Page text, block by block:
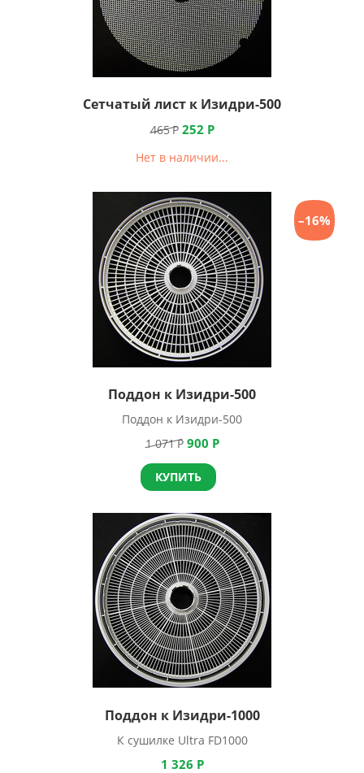
Сетчатый лист к Изидри-500
465Р 252 Р
Нет в наличии...
–16%
Поддон к Изидри-500
Поддон к Изидри-500
1 071Р 900 Р
КУПИТЬ
Поддон к Изидри-1000
К сушилке Ultra FD1000
1 326 Р